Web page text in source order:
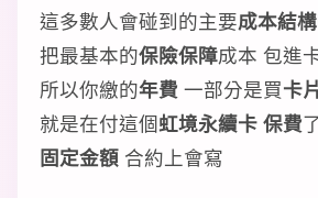
這多數人會碰到的主要成本結構
把最基本的保險保障成本 包進
所以你繳的年費 一部分是買卡
就是在付這個虹境永續卡 保費
固定金額 合約上會寫